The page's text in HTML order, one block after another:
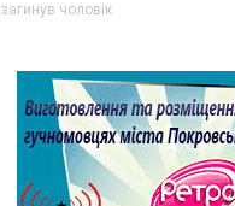
чоловік
пожежа,